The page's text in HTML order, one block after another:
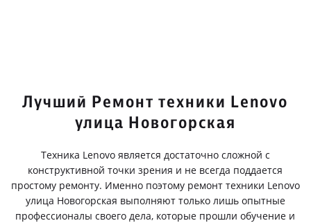
Лучший Ремонт техники Lenovo
улица Новогорская
Техника Lenovo является достаточно сложной с
конструктивной точки зрения и не всегда поддается
простому ремонту. Именно поэтому ремонт техники Lenovo
улица Новогорская выполняют только лишь опытные
профессионалы своего дела, которые прошли обучение и